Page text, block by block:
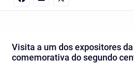
Visita a um dos expositores
comemorativa do segundo